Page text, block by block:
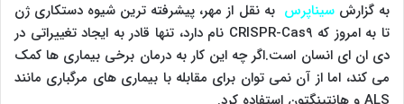
به گزارش سیناپرس به نقل از مهر، پیشرفته ترین شیوه دستکاری ژن
تا به امروز که CRISPR-Cas۹ نام دارد، تنها قادر به ایجاد تغییراتی در
دی ان ای انسان است.اگر چه این کار به درمان برخی بیماری ها کمک
می کند، اما از آن نمی توان برای مقابله با بیماری های مرگباری مانند